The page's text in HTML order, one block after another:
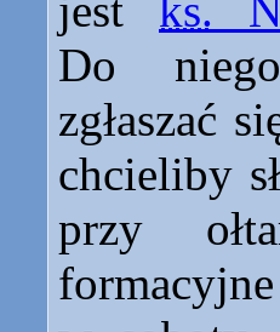
Do
zgłaszać
chcieliby
przy